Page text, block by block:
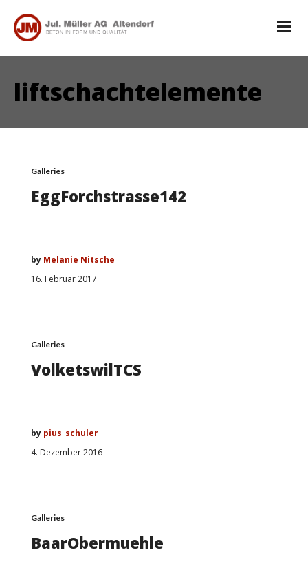
liftschachtelemente
Galleries
EggForchstrasse142
16. Februar 2017
by Melanie Nitsche
Galleries
VolketswilTCS
4. Dezember 2016
by pius_schuler
Galleries
BaarObermuehle